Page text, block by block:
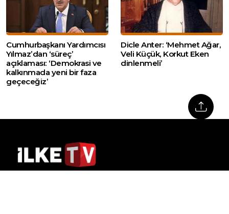
Cumhurbaşkanı Yardımcısı
Yılmaz’dan ‘süreç’
açıklaması: ‘Demokrasi ve
kalkınmada yeni bir faza
geçeceğiz’
Dicle Anter: ‘Mehmet Ağar,
Veli Küçük, Korkut Eken
dinlenmeli’